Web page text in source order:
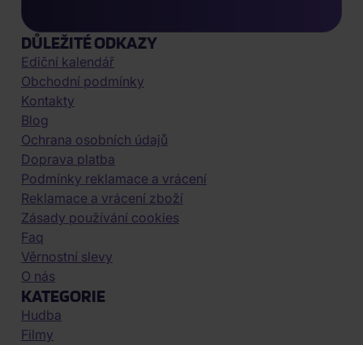
DŮLEŽITÉ ODKAZY
Ediční kalendář
Obchodní podmínky
Kontakty
Blog
Ochrana osobních údajů
Doprava platba
Podmínky reklamace a vrácení
Reklamace a vrácení zboží
Zásady používání cookies
Faq
Věrnostní slevy
O nás
KATEGORIE
Hudba
Filmy